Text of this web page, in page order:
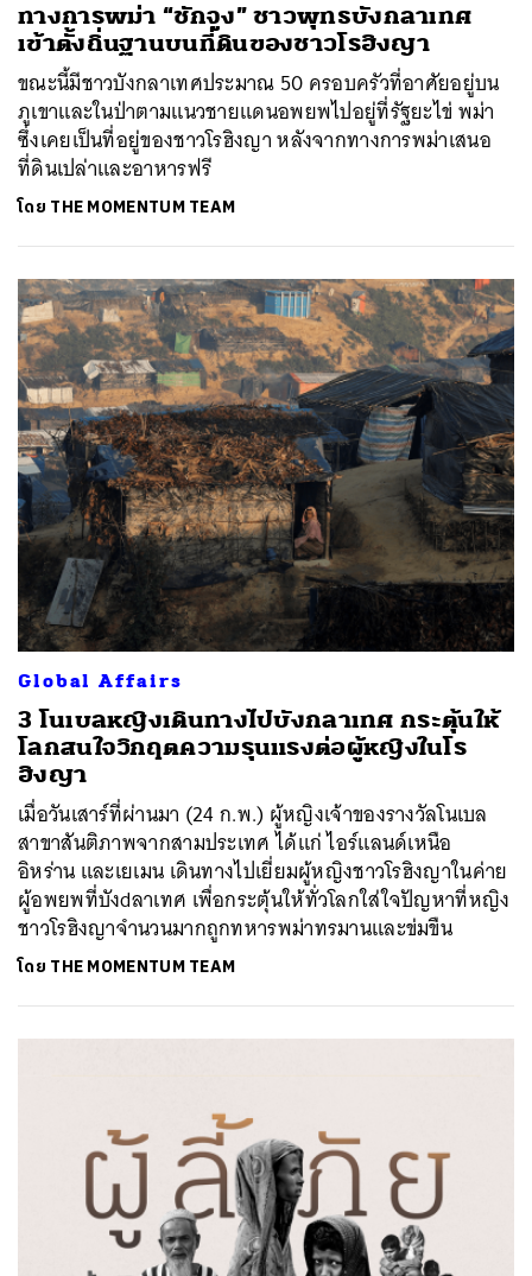
ทางการพม่า “ชักจูง” ชาวพุทธบังกลาเทศ
เข้าตั้งถิ่นฐานบนที่ดินของชาวโรฮิงญา
ขณะนี้มีชาวบังกลาเทศประมาณ 50 ครอบครัวที่อาศัยอยู่บน
ภูเขาและในป่าตามแนวชายแดนอพยพไปอยู่ที่รัฐยะไข่ พม่า
ซึ่งเคยเป็นที่อยู่ของชาวโรฮิงญา หลังจากทางการพม่าเสนอ
ที่ดินเปล่าและอาหารฟรี
โดย THE MOMENTUM TEAM
Global Affairs
3 โนเบลหญิงเดินทางไปบังกลาเทศ กระตุ้นให้
โลกสนใจวิกฤตความรุนแรงต่อผู้หญิงในโร
ฮิงญา
เมื่อวันเสาร์ที่ผ่านมา (24 ก.พ.) ผู้หญิงเจ้าของรางวัลโนเบล
สาขาสันติภาพจากสามประเทศ ได้แก่ ไอร์แลนด์เหนือ
อิหร่าน และเยเมน เดินทางไปเยี่ยมผู้หญิงชาวโรฮิงญาในค่าย
ผู้อพยพที่บังdลาเทศ เพื่อกระตุ้นให้ทั่วโลกใส่ใจปัญหาที่หญิง
ชาวโรฮิงญาจำนวนมากถูกทหารพม่าทรมานและข่มขืน
โดย THE MOMENTUM TEAM